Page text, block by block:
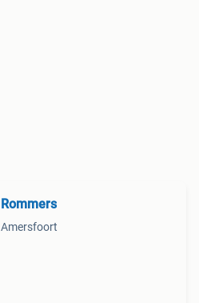
Rommers
Amersfoort